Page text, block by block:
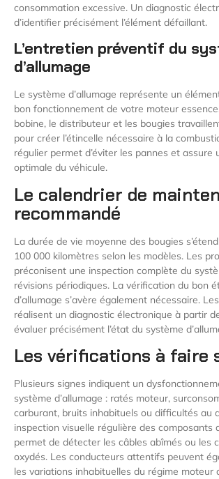
consommation excessive. Un diagnostic
d’identifier précisément l’élément défaillant.
L’entretien préventif du
d’allumage
Le système d’allumage représente un
bon fonctionnement de votre moteur
bobine, le distributeur et les bougies
pour créer l’étincelle nécessaire à la
régulier permet d’éviter les pannes et assure
optimale du véhicule.
Le calendrier de
recommandé
La durée de vie moyenne des bougies
100 000 kilomètres selon les modèles. Les
préconisent une inspection complète du
révisions périodiques. La vérification du bon
d’allumage s’avère également nécessaire.
réalisent un diagnostic électronique à partir
évaluer précisément l’état du système
Les vérifications à faire
Plusieurs signes indiquent un
système d’allumage : ratés moteur,
carburant, bruits inhabituels ou difficultés au
inspection visuelle régulière des composants
permet de détecter les câbles abîmés ou les
oxydés. Les conducteurs attentifs peuvent
les variations inhabituelles du régime moteur